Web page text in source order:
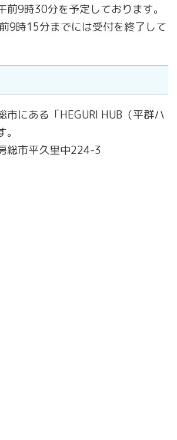
前9時30分を予定しております。
9時15分までには受付を終了して
市にある「HEGURI HUB（平群ハ
総市平久里中224-3